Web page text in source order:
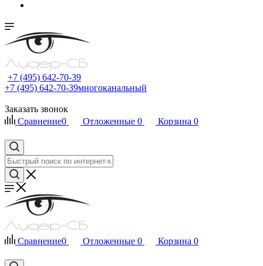
+7 (495) 642-70-39
+7 (495) 642-70-39многоканальный
Заказать звонок
Сравнение0 Отложенные 0 Корзина 0
Сравнение0 Отложенные 0 Корзина 0